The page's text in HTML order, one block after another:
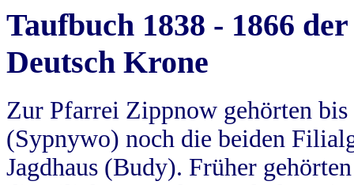
Taufbuch 1838 - 1866
Deutsch Krone
Zur Pfarrei Zippnow gehörten
(Sypnywo) noch die beiden
Jagdhaus (Budy). Früher